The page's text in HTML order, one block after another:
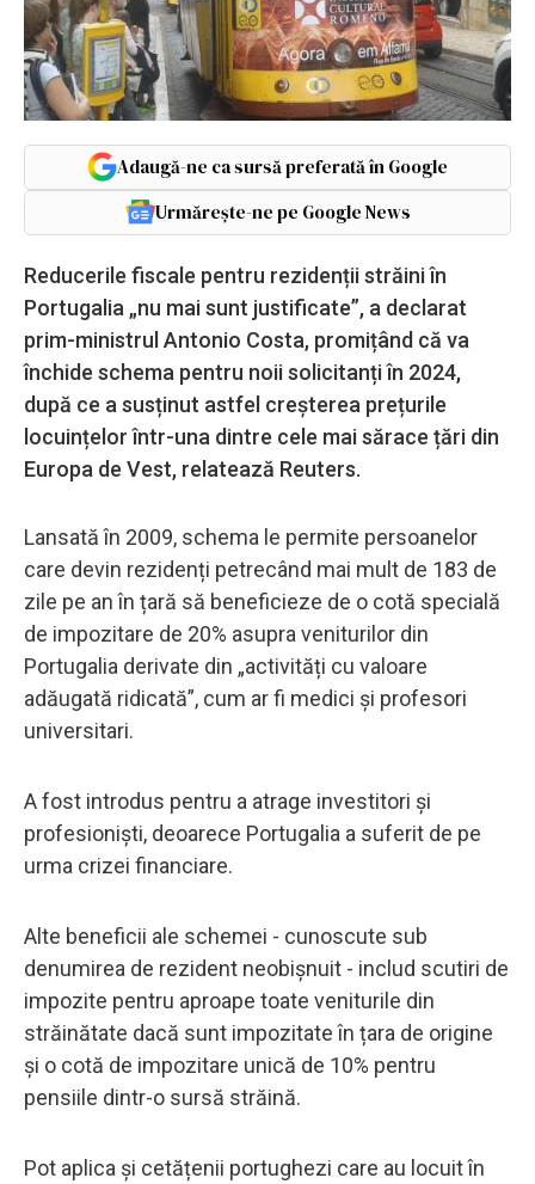
Adaugă-ne ca sursă preferată în Google
Urmărește-ne pe Google News
Reducerile fiscale pentru rezidenții străini în
Portugalia „nu mai sunt justificate”, a declarat
prim-ministrul Antonio Costa, promițând că va
închide schema pentru noii solicitanți în 2024,
după ce a susținut astfel creșterea prețurile
locuințelor într-una dintre cele mai sărace țări din
Europa de Vest, relatează Reuters.
Lansată în 2009, schema le permite persoanelor
care devin rezidenți petrecând mai mult de 183 de
zile pe an în țară să beneficieze de o cotă specială
de impozitare de 20% asupra veniturilor din
Portugalia derivate din „activități cu valoare
adăugată ridicată”, cum ar fi medici și profesori
universitari.
A fost introdus pentru a atrage investitori și
profesioniști, deoarece Portugalia a suferit de pe
urma crizei financiare.
Alte beneficii ale schemei - cunoscute sub
denumirea de rezident neobișnuit - includ scutiri de
impozite pentru aproape toate veniturile din
străinătate dacă sunt impozitate în țara de origine
și o cotă de impozitare unică de 10% pentru
pensiile dintr-o sursă străină.
Pot aplica și cetățenii portughezi care au locuit în